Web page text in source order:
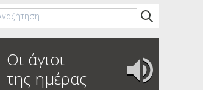
Οι άγιοι
της ημέρας